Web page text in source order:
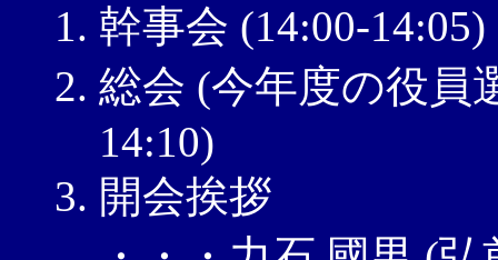
幹事会 (14:00-14:05)
総会 (今年度の役員
14:10)
開会挨拶